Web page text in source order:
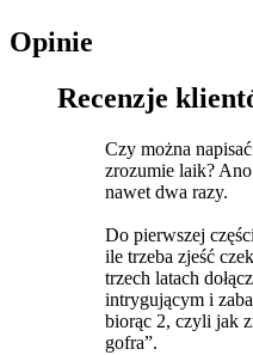
Opinie
Recenzje
Czy można
zrozumie laik?
nawet dwa razy.
Do pierwszej
ile trzeba zjeść
trzech latach
intrygującym i
biorąc 2, czyli jak
gofra”.